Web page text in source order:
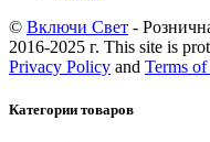
© Включи Свет -
2016-2025 г. This site is
Privacy Policy and Terms
Категории товаров